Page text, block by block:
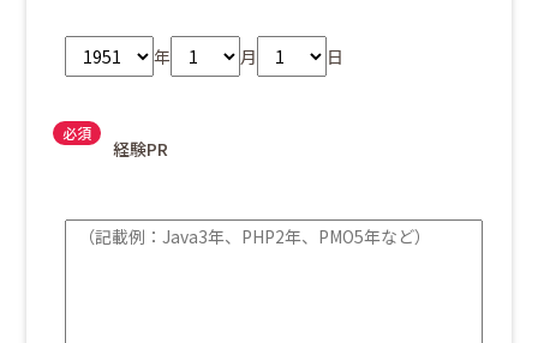
年 月 日
経験PR